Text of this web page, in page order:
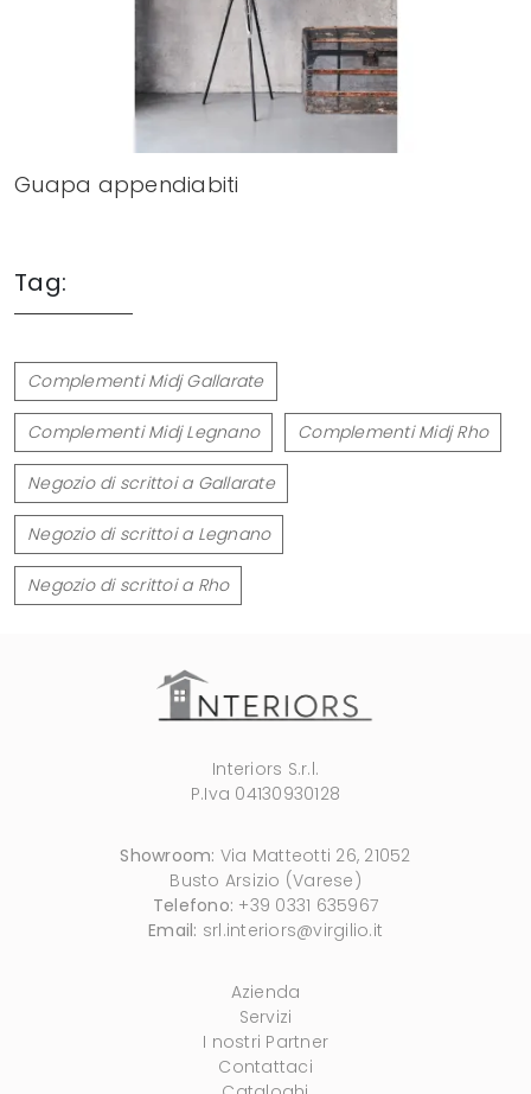
Guapa appendiabiti
Tag:
Complementi Midj Gallarate
Complementi Midj Legnano Complementi Midj Rho
Negozio di scrittoi a Gallarate
Negozio di scrittoi a Legnano
Negozio di scrittoi a Rho
Interiors S.r.l.
P.Iva 04130930128
Showroom: Via Matteotti 26, 21052
Busto Arsizio (Varese)
Telefono: +39 0331 635967
Email: srl.interiors@virgilio.it
Azienda
Servizi
I nostri Partner
Contattaci